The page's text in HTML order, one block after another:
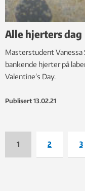
Alle hjerters dag
Masterstudent
bankende hjerter på
Valentine’s Day.
Publisert 13.02.21
1 2 3